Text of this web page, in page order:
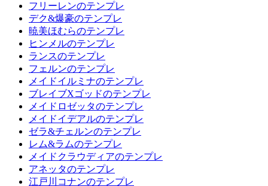
フリーレンのテンプレ
デク&爆豪のテンプレ
暁美ほむらのテンプレ
ヒンメルのテンプレ
ランスのテンプレ
フェルンのテンプレ
メイドイルミナのテンプレ
ブレイブXゴッドのテンプレ
メイドロゼッタのテンプレ
メイドイデアルのテンプレ
ゼラ&チェルンのテンプレ
レム&ラムのテンプレ
メイドクラウディアのテンプレ
アネッタのテンプレ
江戸川コナンのテンプレ